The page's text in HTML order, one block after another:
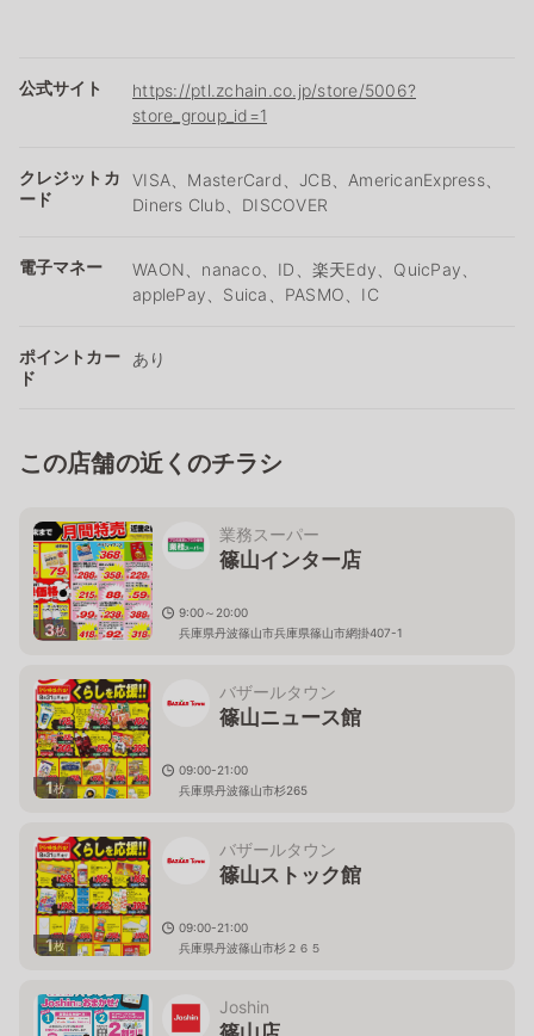
公式サイト
https://ptl.zchain.co.jp/store/5006?
store_group_id=1
クレジットカ
ード
VISA、MasterCard、JCB、AmericanExpress、
Diners Club、DISCOVER
電子マネー
WAON、nanaco、ID、楽天Edy、QuicPay、
applePay、Suica、PASMO、IC
ポイントカー
ド
あり
この店舗の近くのチラシ
3枚
業務スーパー
篠山インター店
9:00～20:00
兵庫県丹波篠山市兵庫県篠山市網掛407-1
1枚
バザールタウン
篠山ニュース館
09:00-21:00
兵庫県丹波篠山市杉265
1枚
バザールタウン
篠山ストック館
09:00-21:00
兵庫県丹波篠山市杉２６５
Joshin